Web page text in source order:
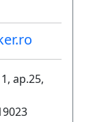
ap.25,